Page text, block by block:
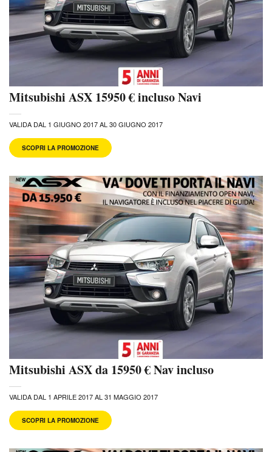
Mitsubishi ASX 15950 € incluso Navi
VALIDA DAL 1 GIUGNO 2017 AL 30 GIUGNO 2017
SCOPRI LA PROMOZIONE
Mitsubishi ASX da 15950 € Nav incluso
VALIDA DAL 1 APRILE 2017 AL 31 MAGGIO 2017
SCOPRI LA PROMOZIONE